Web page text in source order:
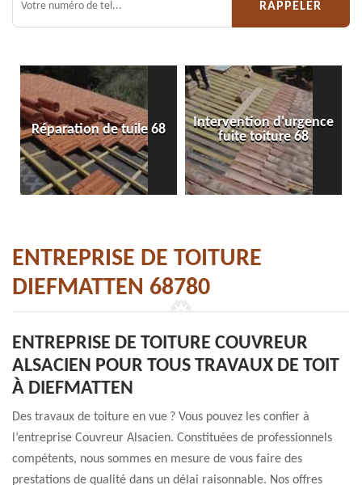
Réparation de tuile 68
Intervention d'urgence
fuite toiture 68
ENTREPRISE DE TOITURE
DIEFMATTEN 68780
ENTREPRISE DE TOITURE COUVREUR
ALSACIEN POUR TOUS TRAVAUX DE TOIT
À DIEFMATTEN
Des travaux de toiture en vue ? Vous pouvez les confier à
l’entreprise Couvreur Alsacien. Constituées de professionnels
compétents, nous sommes en mesure de vous faire des
prestations de qualité dans un délai raisonnable. Nos offres